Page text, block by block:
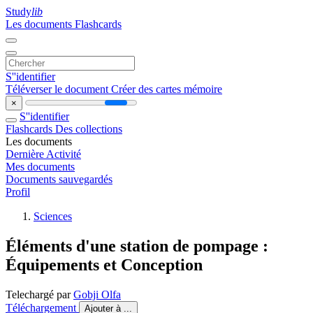
Studylib
Les documents Flashcards
S''identifier
Téléverser le document Créer des cartes mémoire
×
S''identifier
Flashcards Des collections
Les documents
Dernière Activité
Mes documents
Documents sauvegardés
Profil
Sciences
Éléments d'une station de pompage :
Équipements et Conception
Telechargé parGobji Olfa
Téléchargement
Ajouter à ...